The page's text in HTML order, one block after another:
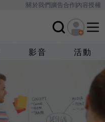
關於我們廣告合作內容授權
影音 活動